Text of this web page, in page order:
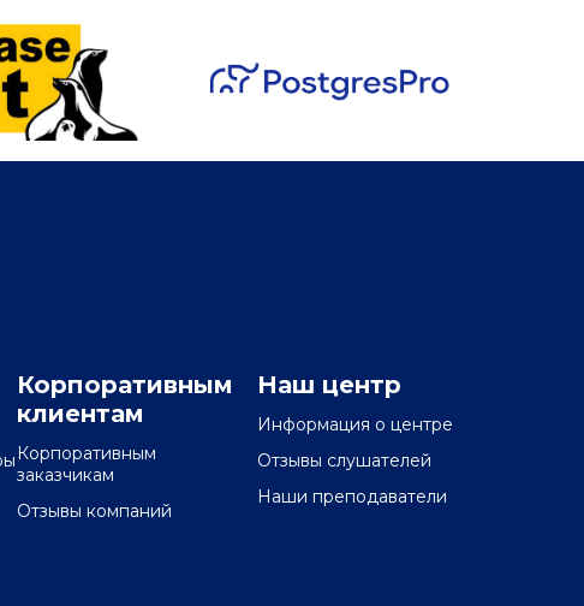
Корпоративным
клиентам
Корпоративным
заказчикам
Отзывы компаний
Наш центр
Информация о центре
Отзывы слушателей
Наши преподаватели